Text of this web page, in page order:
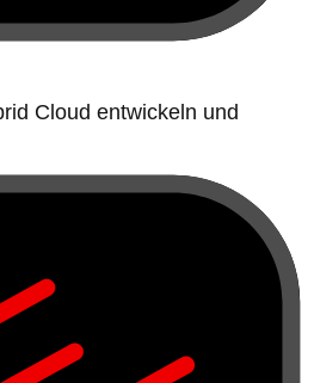
Cloud entwickeln und